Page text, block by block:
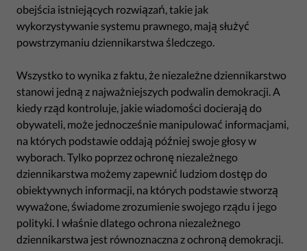
obejścia istniejących rozwiązań, takie jak
wykorzystywanie systemu prawnego, mają służyć
powstrzymaniu dziennikarstwa śledczego.
Wszystko to wynika z faktu, że niezależne dziennikarstwo
stanowi jedną z najważniejszych podwalin demokracji. A
kiedy rząd kontroluje, jakie wiadomości docierają do
obywateli, może jednocześnie manipulować informacjami,
na których podstawie oddają później swoje głosy w
wyborach. Tylko poprzez ochronę niezależnego
dziennikarstwa możemy zapewnić ludziom dostęp do
obiektywnych informacji, na których podstawie stworzą
wyważone, świadome zrozumienie swojego rządu i jego
polityki. I właśnie dlatego ochrona niezależnego
dziennikarstwa jest równoznaczna z ochroną demokracji.